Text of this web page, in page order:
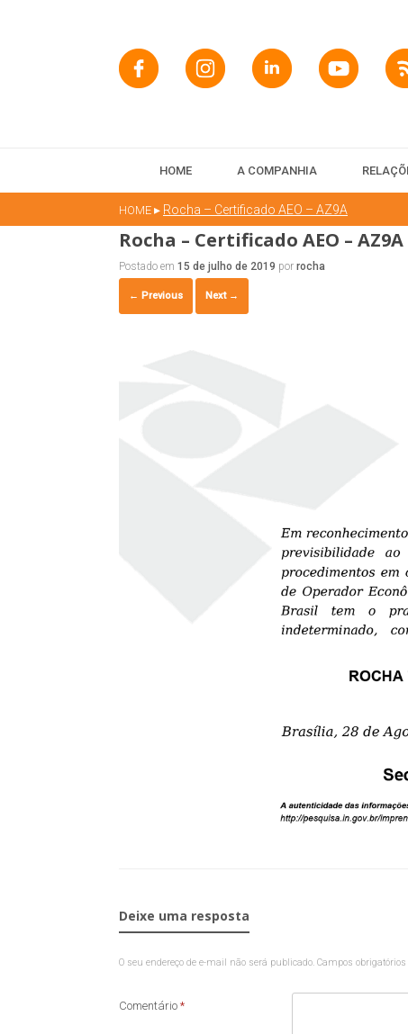
HOME A COMPANHIA
HOME ▸ Rocha – Certificado AEO – AZ9A
Rocha – Certificado AEO – AZ9A
Postado em 15 de julho de 2019 por rocha
← Previous Next →
Deixe uma resposta
O seu endereço de e-mail não será publicado. Campos
Comentário *